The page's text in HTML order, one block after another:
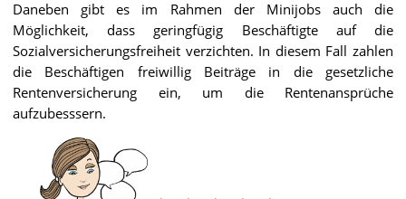
Daneben gibt es im Rahmen der Minijobs auch die
Möglichkeit, dass geringfügig Beschäftigte auf die
Sozialversicherungsfreiheit verzichten. In diesem Fall zahlen
die Beschäftigen freiwillig Beiträge in die gesetzliche
Rentenversicherung ein, um die Rentenansprüche
aufzubesssern.